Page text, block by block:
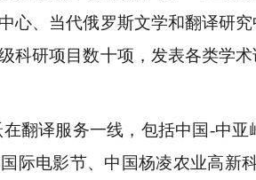
心、当代俄罗斯文学和翻译研
科研项目数十项，发表各类学
翻译服务一线，包括中国-中亚
际电影节、中国杨凌农业高新